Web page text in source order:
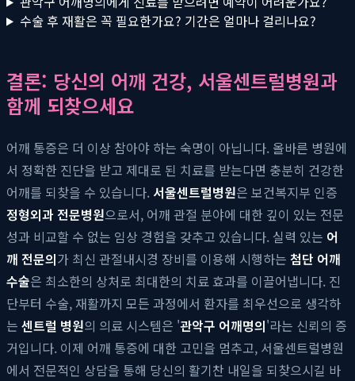
수술 후 재활은 꼭 필요한가요? 기간은 얼마나 걸리나요?
결론: 당신의 어깨 건강, 서울센트럴병원과
함께 되찾으세요
어깨 통증은 더 이상 참아야 하는 숙명이 아닙니다. 올바른 병원에
서 정확한 진단을 받고 제대로 된 치료를 받는다면 충분히 건강한
어깨를 되찾을 수 있습니다. 서울센트럴병원은 보건복지부 인증
정형외과 전문병원으로서, 어깨 관절 분야에 대한 깊이 있는 전문
성과 비교할 수 없는 임상 경험을 갖추고 있습니다. 실력 있는 어
깨 전문의가 최신 관절내시경 장비를 이용해 시행하는 첨단 어깨
수술은 최소한의 상처로 최대한의 치료 효과를 이끌어냅니다. 진
단부터 수술, 재활까지 모든 과정에서 환자를 최우선으로 생각하
는 센트럴 병원의 의료 시스템은 '관악구 어깨명의'라는 신뢰의 증
거입니다. 이제 어깨 통증에 대한 고민을 멈추고, 서울센트럴병원
에서 전문적인 상담을 통해 당신의 활기찬 내일을 되찾으시길 바